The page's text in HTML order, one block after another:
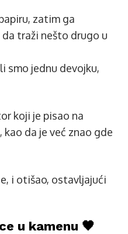
zatim ga
traži nešto drugo u
smo jednu devojku,
koji je pisao na
kao da je već znao gde
i otišao, ostavljajući
u kamenu 🖤